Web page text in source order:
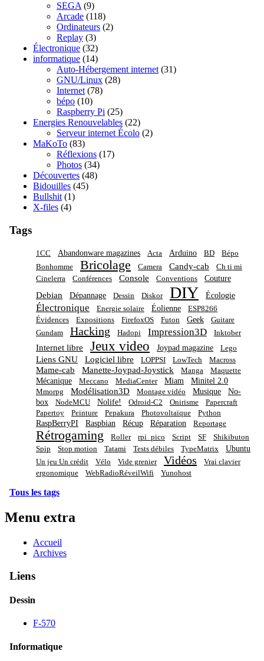
SEGA (9)
Arcade (118)
Ordinateurs (2)
Replay (3)
Électronique (32)
informatique (14)
Auto-Hébergement internet (31)
GNU/Linux (28)
Internet (78)
bépo (10)
Raspberry Pi (25)
Energies Renouvelables (22)
Serveur internet Écolo (2)
MaKoTo (83)
Réflexions (17)
Photos (34)
Découvertes (48)
Bidouilles (45)
Bullshit (1)
X-files (4)
Tags
1CC Abandonware magazines Acta Arduino BD
Bépo
Bonhomme
Bricolage Camera Candy-cab
Ch ti mi
Cinelerra
Conférences Console Conventions Couture
Debian Dépannage Dessin Diskor DIY Écologie
Électronique Energie solaire Éolienne
ESP8266
Évidences
Expositions FirefoxOS Futon Geek
Guitare
Gundam
Hacking Hadopi Impression3D Inktober
Internet libre Jeux video Joypad magazine Lego
Liens GNU Logiciel libre LOPPSI LowTech Macross
Mame-cab Manette-Joypad-Joystick Manga Maquette
Mécanique Meccano MediaCenter Miam Minitel 2.0
Mmorpg Modélisation3D Montage vidéo Musique
No-
box
NodeMCU Nolife! Odroid-C2 Onirisme
Papercraft
Papertoy
Peinture Pepakura Photovoltaïque Python
RaspBerryPI Raspbian Récup Réparation Reportage
Rétrogaming Roller rpi_pico Script SF
Shikibuton
Spip
Stop motion Tatami Tests débiles TypeMatrix Ubuntu
Un jeu Un crédit Vélo Vide grenier Vidéos
Vrai clavier
ergonomique
WebRadioRéveilWifi Yunohost
Tous les tags
Menu extra
Accueil
Archives
Liens
Dessin
F-570
Informatique